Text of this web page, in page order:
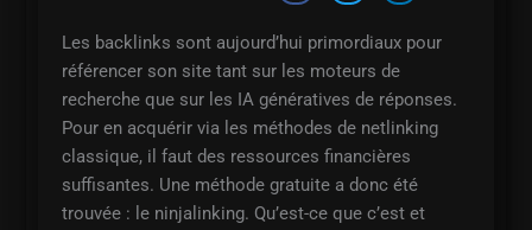
Les backlinks sont aujourd’hui primordiaux pour
référencer son site tant sur les moteurs de
recherche que sur les IA génératives de réponses.
Pour en acquérir via les méthodes de netlinking
classique, il faut des ressources financières
suffisantes. Une méthode gratuite a donc été
trouvée : le ninjalinking. Qu’est-ce que c’est et